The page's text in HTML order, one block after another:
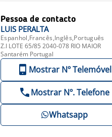
Pessoa de contacto
LUIS PERALTA
Espanhol,Francês,Inglês,Português
Z.I LOTE 65/85 2040-078 RIO MAIOR
Santarém Portugal
Mostrar Nº Telemóvel
Mostrar Nº. Telefone
Whatsapp